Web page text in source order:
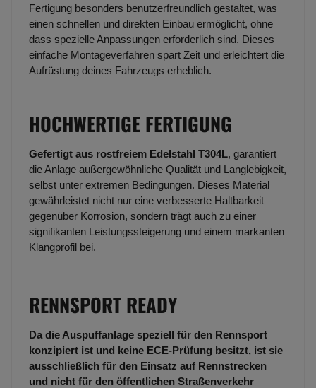
Fertigung besonders benutzerfreundlich gestaltet, was
einen schnellen und direkten Einbau ermöglicht, ohne
dass spezielle Anpassungen erforderlich sind. Dieses
einfache Montageverfahren spart Zeit und erleichtert die
Aufrüstung deines Fahrzeugs erheblich.
HOCHWERTIGE FERTIGUNG
Gefertigt aus rostfreiem Edelstahl T304L, garantiert
die Anlage außergewöhnliche Qualität und Langlebigkeit,
selbst unter extremen Bedingungen. Dieses Material
gewährleistet nicht nur eine verbesserte Haltbarkeit
gegenüber Korrosion, sondern trägt auch zu einer
signifikanten Leistungssteigerung und einem markanten
Klangprofil bei.
RENNSPORT READY
Da die Auspuffanlage speziell für den Rennsport
konzipiert ist und keine ECE-Prüfung besitzt, ist sie
ausschließlich für den Einsatz auf Rennstrecken
und nicht für den öffentlichen Straßenverkehr